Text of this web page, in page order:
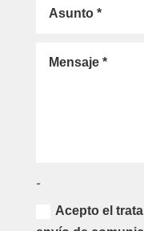
-
Acepto el